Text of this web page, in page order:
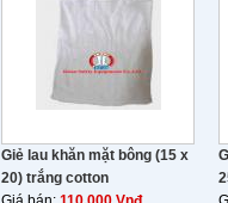
Giẻ lau khăn mặt bông (15 x
20) trắng cotton